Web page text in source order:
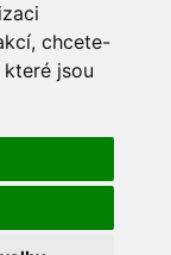
, chcete-
jsou
cookies